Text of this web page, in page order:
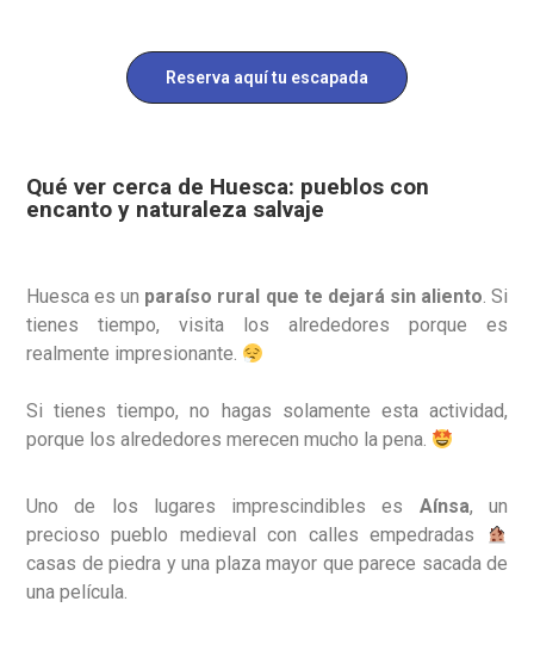
Reserva aquí tu escapada
Qué ver cerca de Huesca: pueblos con
encanto y naturaleza salvaje
Huesca es un paraíso rural que te dejará sin aliento. Si
tienes tiempo, visita los alrededores porque es
realmente impresionante.
Si tienes tiempo, no hagas solamente esta actividad,
porque los alrededores merecen mucho la pena.
Uno de los lugares imprescindibles es Aínsa, un
precioso pueblo medieval con calles empedradas
casas de piedra y una plaza mayor que parece sacada de
una película.